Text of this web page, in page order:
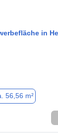
in
56,56 m²